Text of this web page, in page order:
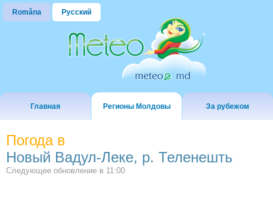
Româna Русский
Главная Регионы Молдовы За рубежом
Погода в
Новый Вадул-Леке, р. Теленешть
Следующее обновление в 11:00